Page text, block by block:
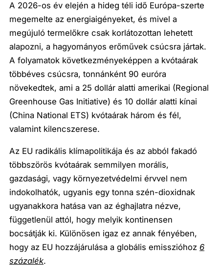
A 2026-os év elején a hideg téli idő Európa-szerte
megemelte az energiaigényeket, és mivel a
megújuló termelőkre csak korlátozottan lehetett
alapozni, a hagyományos erőművek csúcsra jártak.
A folyamatok következményeképpen a kvótaárak
többéves csúcsra, tonnánként 90 euróra
növekedtek, ami a 25 dollár alatti amerikai (Regional
Greenhouse Gas Initiative) és 10 dollár alatti kínai
(China National ETS) kvótaárak három és fél,
valamint kilencszerese.
Az EU radikális klímapolitikája és az abból fakadó
többszörös kvótaárak semmilyen morális,
gazdasági, vagy környezetvédelmi érvvel nem
indokolhatók, ugyanis egy tonna szén-dioxidnak
ugyanakkora hatása van az éghajlatra nézve,
függetlenül attól, hogy melyik kontinensen
bocsátják ki. Különösen igaz ez annak fényében,
hogy az EU hozzájárulása a globális emisszióhoz 6
százalék.